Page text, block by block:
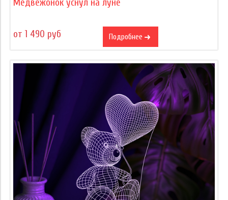
Медвежонок уснул на луне
от 1 490 руб Подробнее